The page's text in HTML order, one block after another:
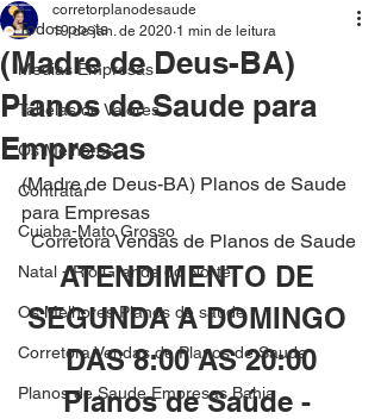
Todos posts
Medias Empresas
Tabelas de Valores
Os Melhores
Contratar
Cuiaba-Mato Grosso
Natal - Rio Grande do Norte
Os Melhores Planos de saude
Corretora Vendas de Planos de Saude
Planos de Saude Empresas Bahia
(Madre de Deus-BA)
Planos de Saude para
Empresas
corretorplanodesaude
19 de jan. de 2020 1 min de leitura
(Madre de Deus-BA) Planos de Saude
para Empresas
Corretora Vendas de Planos de Saude
ATENDIMENTO DE
SEGUNDA A DOMINGO
DAS 8:00 AS 20:00
Planos de Saúde -